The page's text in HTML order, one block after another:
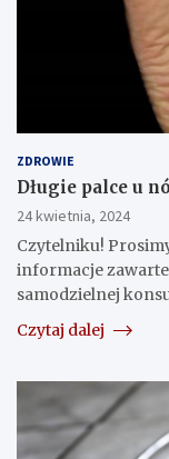
ZDROWIE
Długie palce u
24 kwietnia, 2024
Czytelniku!
informacje
samodzielnej
Czytaj dalej